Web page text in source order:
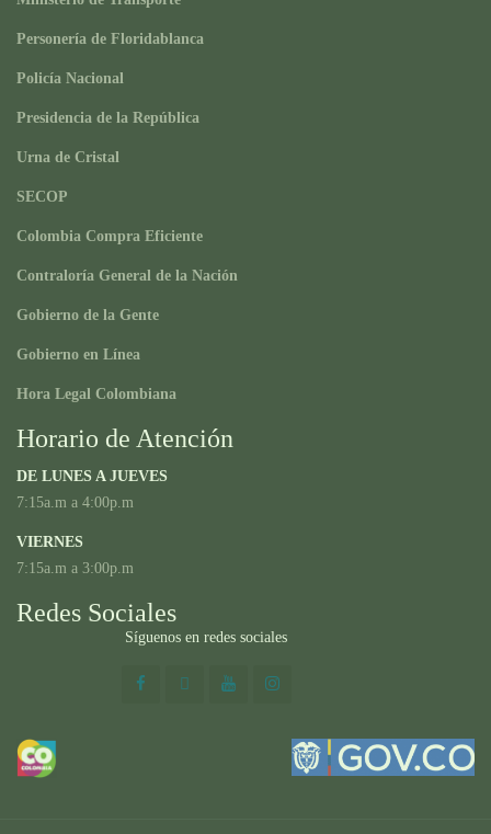
Personería de Floridablanca
Policía Nacional
Presidencia de la República
Urna de Cristal
SECOP
Colombia Compra Eficiente
Contraloría General de la Nación
Gobierno de la Gente
Gobierno en Línea
Hora Legal Colombiana
Horario de Atención
DE LUNES A JUEVES
7:15a.m a 4:00p.m
VIERNES
7:15a.m a 3:00p.m
Redes Sociales
Síguenos en redes sociales